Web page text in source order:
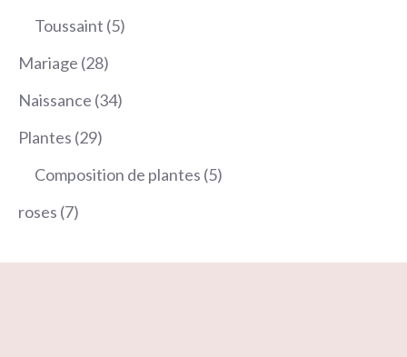
Toussaint 55
Mariage 2828
produits
Naissance 3434
Plantes 2929
produits
Composition de plantes 55
roses 77